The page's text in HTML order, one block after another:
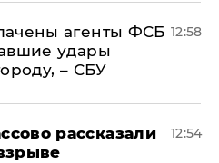
агенты ФСБ
удары
– СБУ
12:58
рассказали
12:54